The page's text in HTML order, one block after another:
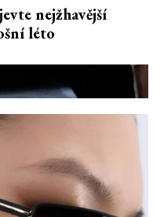
nejžhavější
léto